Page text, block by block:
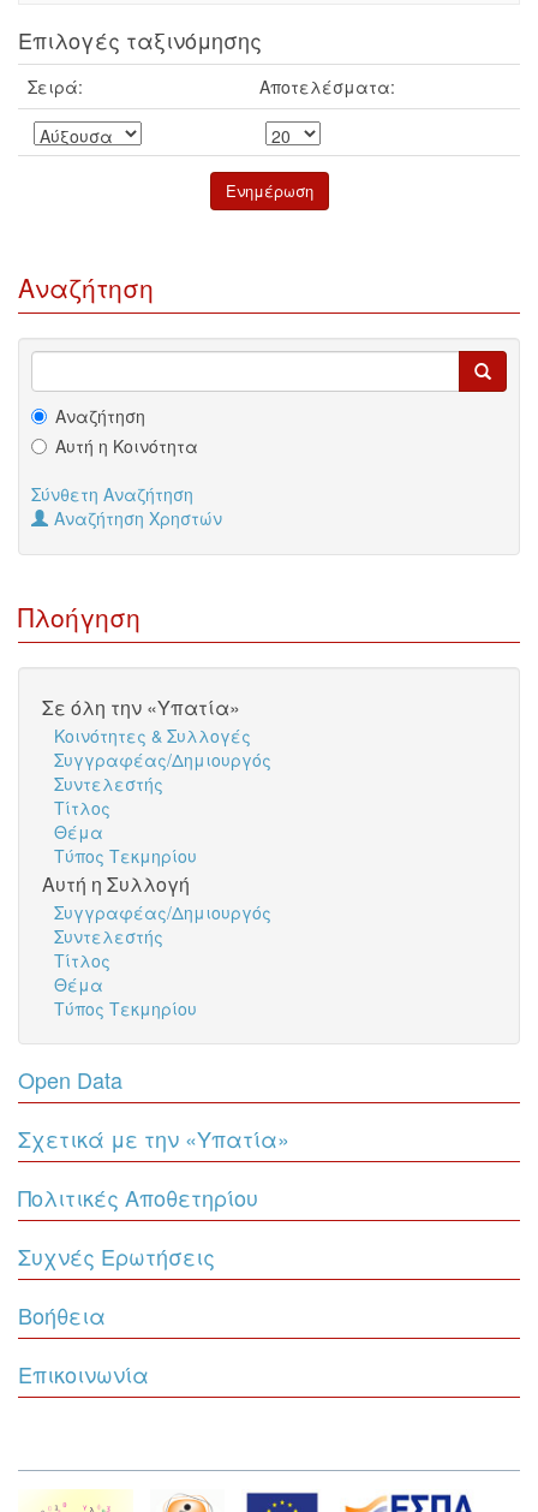
Επιλογές ταξινόμησης
Σειρά: Αποτελέσματα:
Αναζήτηση
Αναζήτηση
Αυτή η Κοινότητα
Σύνθετη Αναζήτηση
Αναζήτηση Χρηστών
Πλοήγηση
Σε όλη την «Υπατία»
Κοινότητες & Συλλογές
Συγγραφέας/Δημιουργός
Συντελεστής
Τίτλος
Θέμα
Τύπος Τεκμηρίου
Αυτή η Συλλογή
Συγγραφέας/Δημιουργός
Συντελεστής
Τίτλος
Θέμα
Τύπος Τεκμηρίου
Open Data
Σχετικά με την «Υπατία»
Πολιτικές Αποθετηρίου
Συχνές Ερωτήσεις
Βοήθεια
Επικοινωνία